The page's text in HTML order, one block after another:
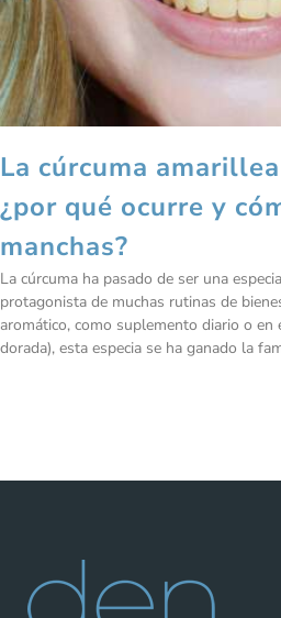
La cúrcuma
¿por qué ocurre y
manchas?
La cúrcuma ha pasado de ser una
protagonista de muchas rutinas de
aromático, como suplemento diario o
dorada), esta especia se ha ganado la